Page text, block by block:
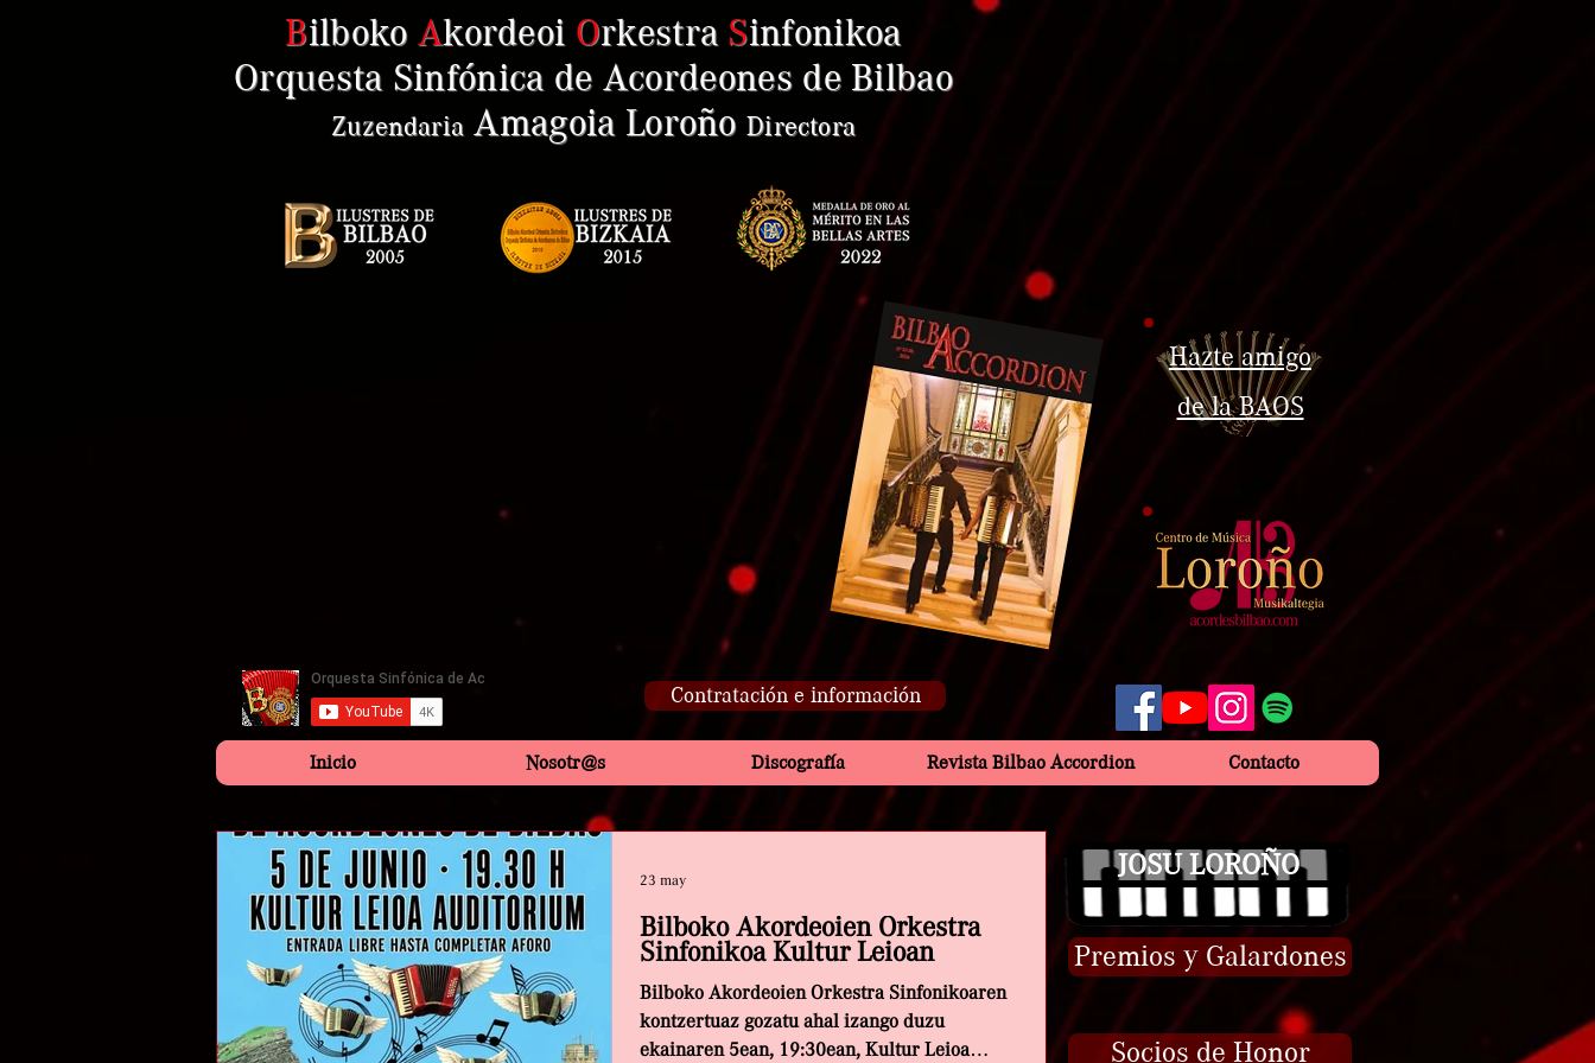
Hazte amigo
de la BAOS
Inicio Nosotr@s Discografía Revista Bilbao Accordion Contacto
Contratación e información
Bilboko Akordeoi Orkestra Sinfonikoa
Orquesta Sinfónica de Acordeones de Bilbao
Zuzendaria Amagoia Loroño Directora
Bilboko Akordeoien Orkestra
Sinfonikoa Kultur Leioan
Bilboko Akordeoien Orkestra Sinfonikoaren
kontzertuaz gozatu ahal izango duzu
ekainaren 5ean, 19:30ean, Kultur Leioa
23 may
Premios y Galardones
JOSU LOROÑO
Socios de Honor